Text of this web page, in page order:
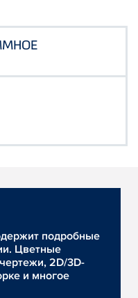
подробные
Цветные
2D/3D-
и многое